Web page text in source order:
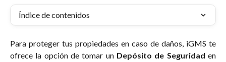
Índice de contenidos
Para proteger tus propiedades en caso de daños, iGMS te
ofrece la opción de tomar un Depósito de Seguridad en